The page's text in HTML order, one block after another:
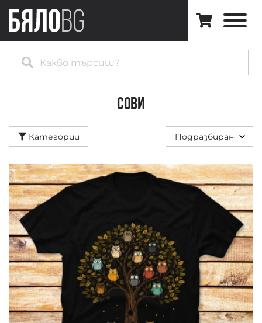
Сови
Категории
Категории
Всички
Best
Sellers
Арт
Котки
Природа
Космос
Black
&
White
Животни
Retro